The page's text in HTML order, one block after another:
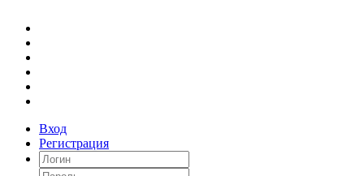
Вход
Регистрация